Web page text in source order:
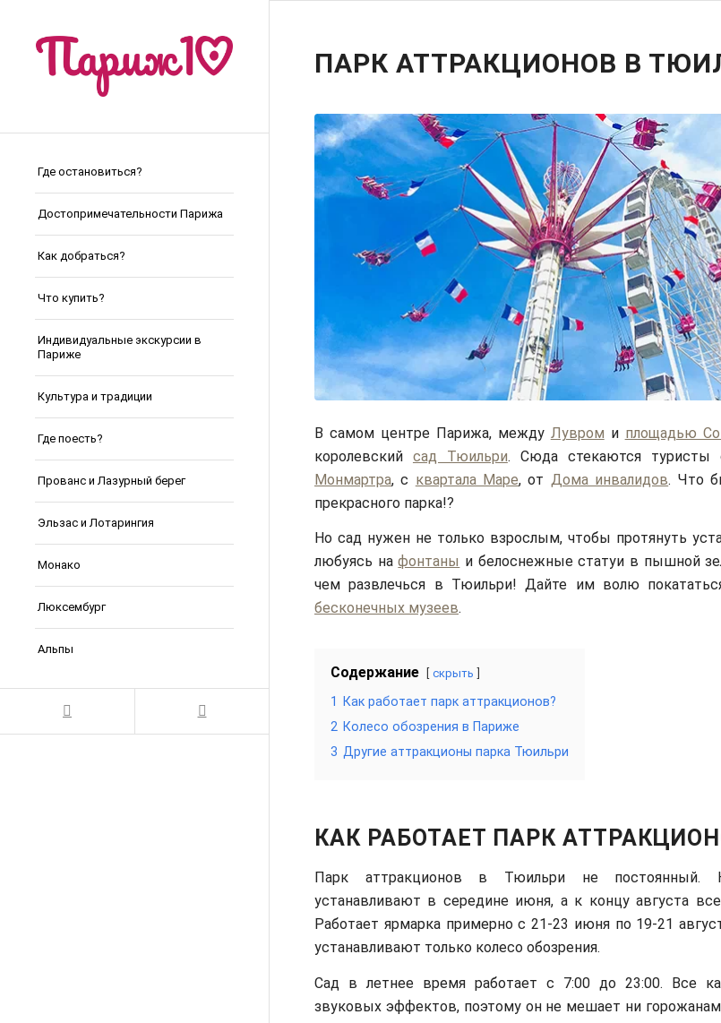
Где остановиться?
Достопримечательности Парижа
Как добраться?
Что купить?
Индивидуальные экскурсии в
Париже
Культура и традиции
Где поесть?
Прованс и Лазурный берег
Эльзас и Лотарингия
Монако
Люксембург
Альпы
ПАРК АТТРАКЦИОНОВ В
В самом центре Парижа, между Лувром и площадью
королевский сад Тюильри. Сюда стекаются туристы
Монмартра, с квартала Маре, от Дома инвалидов. Что
прекрасного парка!?
Но сад нужен не только взрослым, чтобы протянуть
любуясь нафонтаны и белоснежные статуи в пышной
чем развлечься в Тюильри! Дайте им волю
бесконечных музеев.
Содержание скрыть
1
Как работает парк аттракционов?
2 Колесо обозрения в Париже
3 Другие аттракционы парка Тюильри
КАК РАБОТАЕТ ПАРК
Парк аттракционов в Тюильри не постоянный.
устанавливают в середине июня, а к концу августа
Работает ярмарка примерно с 21-23 июня по 19-21
устанавливают только колесо обозрения.
Сад в летнее время работает с 7:00 до 23:00. Все
звуковых эффектов, поэтому он не мешает ни